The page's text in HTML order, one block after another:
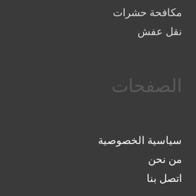
مكافحة حشرات
نقل عفش
الصفحات
سياسية الخصوصية
من نحن
اتصل بنا